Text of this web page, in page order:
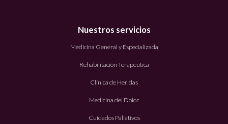
Nuestros servicios
Medicina General y Especializada
Rehabilitación Terapeutica
Clínica de Heridas
Medicina del Dolor
Cuidados Paliativos